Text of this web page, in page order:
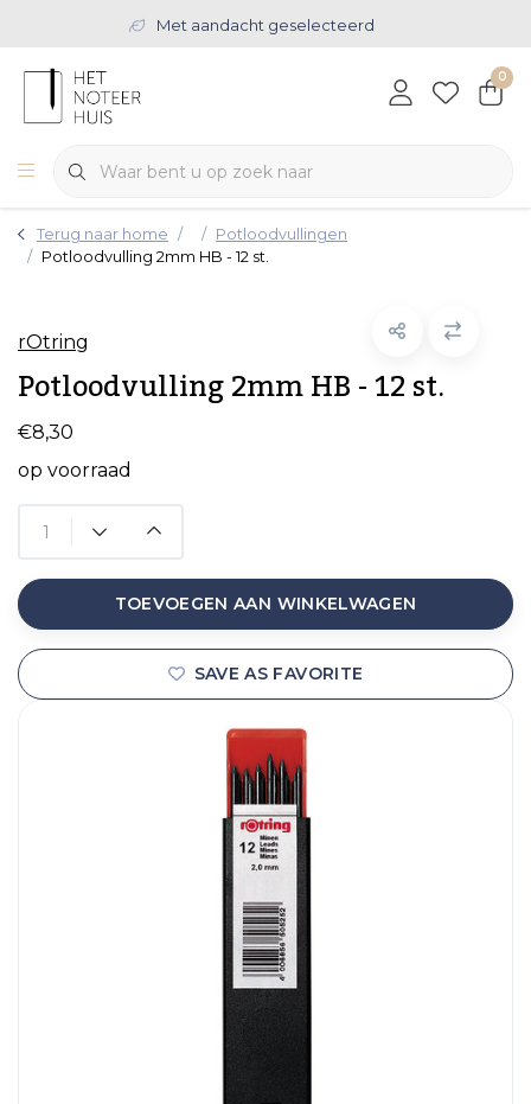
Met aandacht geselecteerd
0
Terug naar home
Potloodvullingen
Potloodvulling 2mm HB - 12 st.
rOtring
Potloodvulling 2mm HB - 12 st.
€8,30
op voorraad
TOEVOEGEN AAN WINKELWAGEN
SAVE AS FAVORITE